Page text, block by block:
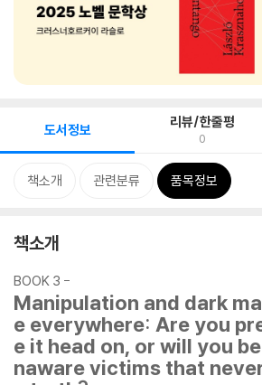
도서정보 리뷰/한줄평
0
책소개 관련분류 품목정보
책소개
BOOK 3 -
Manipulation and dark
e everywhere: Are you
e it head on, or will you
naware victims that